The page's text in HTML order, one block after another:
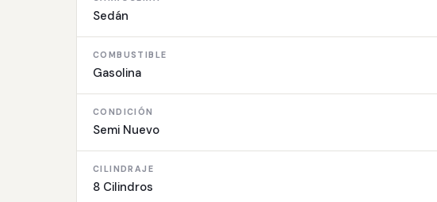
Sedán
COMBUSTIBLE
Gasolina
CONDICIÓN
Semi Nuevo
CILINDRAJE
8 Cilindros